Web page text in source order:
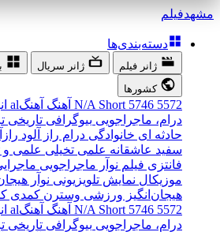
مشهدفیلم
دسته‌بندی‌ها
ژانر فیلم ژانر سریال
کشورها
5572
5746
N/A Short آهنگ آهنگal
درام، ماجراجویی بیوگرافی تاریخی
حادثه ای خانوادگی درام راز آلود
سفید عاشقانه علمی تخیلی علمی و
فانتزی فیلم نوآر ماجراجویی
موزیکال نمایش تلویزیونی نوآر
هیجان‌انگیز ورزشی وسترن کمدی
5572
5746
N/A Short آهنگ آهنگal
درام، ماجراجویی بیوگرافی تاریخی